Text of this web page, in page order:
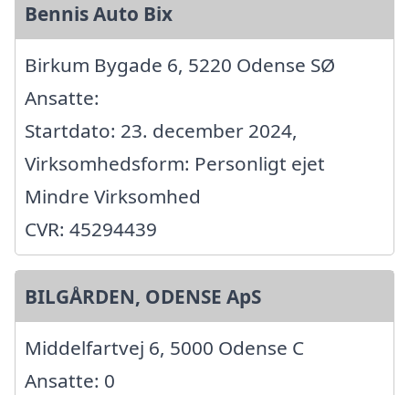
Bennis Auto Bix
Birkum Bygade 6, 5220 Odense SØ
Ansatte:
Startdato: 23. december 2024,
Virksomhedsform: Personligt ejet
Mindre Virksomhed
CVR: 45294439
BILGÅRDEN, ODENSE ApS
Middelfartvej 6, 5000 Odense C
Ansatte: 0